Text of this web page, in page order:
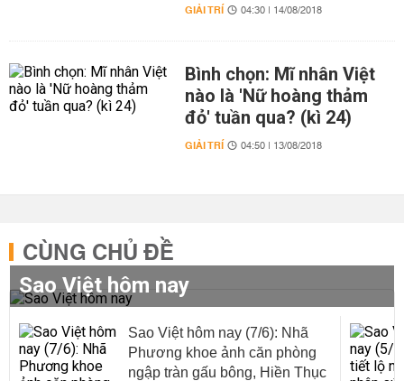
GIẢI TRÍ 04:30 | 14/08/2018
Bình chọn: Mĩ nhân Việt
nào là 'Nữ hoàng thảm
đỏ' tuần qua? (kì 24)
GIẢI TRÍ 04:50 | 13/08/2018
CÙNG CHỦ ĐỀ
Sao Việt hôm nay
Sao Việt hôm nay (7/6): Nhã
Phương khoe ảnh căn phòng
ngập tràn gấu bông, Hiền Thục